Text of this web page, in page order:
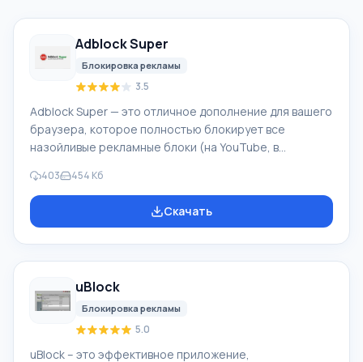
Adblock Super
Блокировка рекламы
3.5
Adblock Super — это отличное дополнение для вашего
браузера, которое полностью блокирует все
назойливые рекламные блоки (на YouTube, в
дает возможность сделать ваше путешествие в сети
боле комфортным. Также приложение блокирует
известные вредоносные домены, что делает ваш
апплеты, шпионские программы и тому подоб
403 454 Кб
Скачать
uBlock
Блокировка рекламы
5.0
uBlock – это эффективное приложение,